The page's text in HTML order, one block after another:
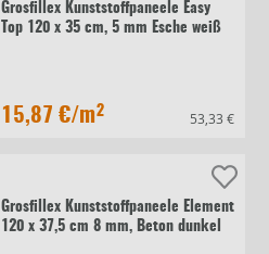
Grosfillex Kunststoffpaneele Easy
Top 120 x 35 cm, 5 mm Esche weiß
15,87 €/m² 53,33 €
Grosfillex Kunststoffpaneele Element
120 x 37,5 cm 8 mm, Beton dunkel